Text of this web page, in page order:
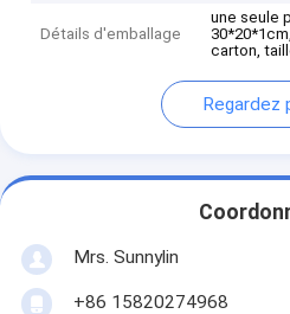
Détails d'emballage
une seule
carton,
Regardez
Mrs. Sunnylin
+86 15820274968